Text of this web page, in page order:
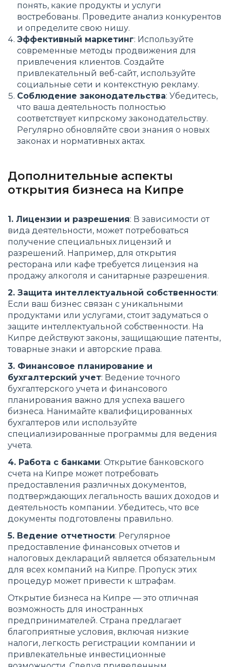
понять, какие продукты и услуги
востребованы. Проведите анализ конкурентов
и определите свою нишу.
Эффективный маркетинг: Используйте
современные методы продвижения для
привлечения клиентов. Создайте
привлекательный веб-сайт, используйте
социальные сети и контекстную рекламу.
Соблюдение законодательства: Убедитесь,
что ваша деятельность полностью
соответствует кипрскому законодательству.
Регулярно обновляйте свои знания о новых
законах и нормативных актах.
Дополнительные аспекты
открытия бизнеса на Кипре
1. Лицензии и разрешения: В зависимости от
вида деятельности, может потребоваться
получение специальных лицензий и
разрешений. Например, для открытия
ресторана или кафе требуется лицензия на
продажу алкоголя и санитарные разрешения.
2. Защита интеллектуальной собственности:
Если ваш бизнес связан с уникальными
продуктами или услугами, стоит задуматься о
защите интеллектуальной собственности. На
Кипре действуют законы, защищающие патенты,
товарные знаки и авторские права.
3. Финансовое планирование и
бухгалтерский учет: Ведение точного
бухгалтерского учета и финансового
планирования важно для успеха вашего
бизнеса. Нанимайте квалифицированных
бухгалтеров или используйте
специализированные программы для ведения
учета.
4. Работа с банками: Открытие банковского
счета на Кипре может потребовать
предоставления различных документов,
подтверждающих легальность ваших доходов и
деятельность компании. Убедитесь, что все
документы подготовлены правильно.
5. Ведение отчетности: Регулярное
предоставление финансовых отчетов и
налоговых деклараций является обязательным
для всех компаний на Кипре. Пропуск этих
процедур может привести к штрафам.
Открытие бизнеса на Кипре — это отличная
возможность для иностранных
предпринимателей. Страна предлагает
благоприятные условия, включая низкие
налоги, легкость регистрации компании и
привлекательные инвестиционные